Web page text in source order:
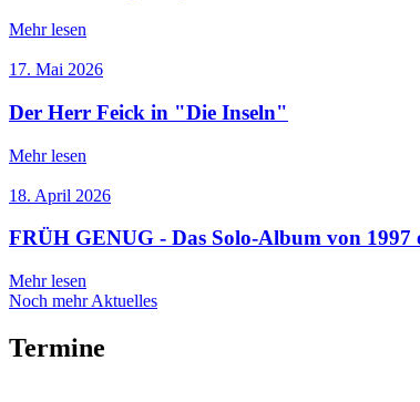
Mehr lesen
17. Mai 2026
Der Herr Feick in "Die Inseln"
Mehr lesen
18. April 2026
FRÜH GENUG - Das Solo-Album von
Mehr lesen
Noch mehr Aktuelles
Termine